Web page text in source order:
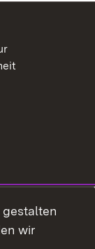
gestalten
wir